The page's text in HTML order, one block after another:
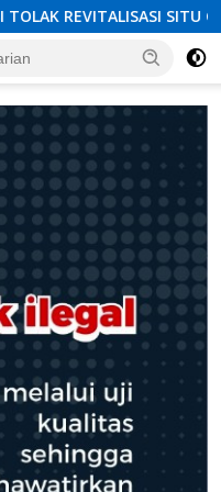
150 PESERTA SERUKAN